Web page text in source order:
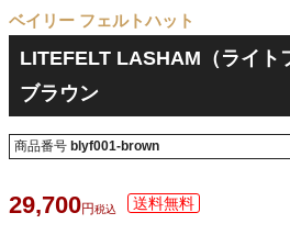
ベイリー フェルトハット
LITEFELT LASHAM（ライト
ブラウン
商品番号 blyf001-brown
29,700 税込